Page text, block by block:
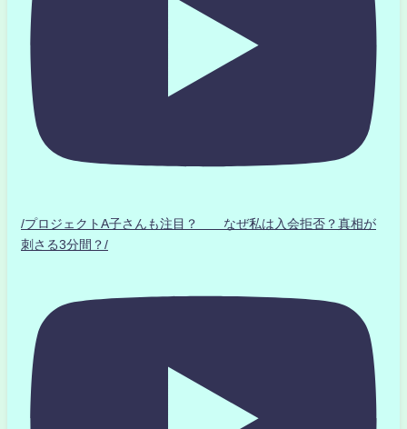
/プロジェクトA子さんも注目？ なぜ私は入会拒否？真相が
刺さる3分間？/